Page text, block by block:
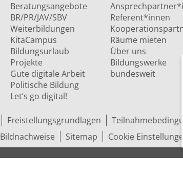
Beratungsangebote
BR/PR/JAV/SBV
Weiterbildungen
KitaCampus
Bildungsurlaub
Projekte
Gute digitale Arbeit
Politische Bildung
Let‘s go digital!
Referent*innen
Räume mieten
Über uns
Bildungswerke
bundesweit
Freistellungsgrundlagen
Bildnachweise Sitemap Cookie Einstellungen